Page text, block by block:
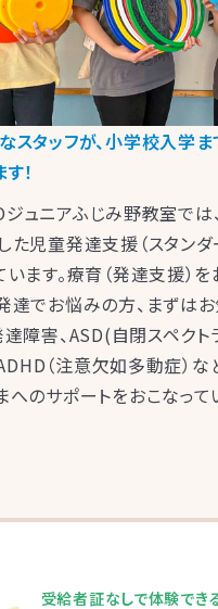
スタッフが、小学校入学
！
ュニアふじみ野教室では
た児童発達支援（スタンダ
います。療育（発達支援）
達でお悩みの方、まずは
達障害、ASD(自閉スペク
ADHD（注意欠如多動症）
へのサポートをおこなって
受給者証なしで体験でき